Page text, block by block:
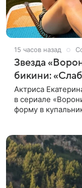
15 часов назад
Звезда
бикини:
Актриса
в сериале
форму в